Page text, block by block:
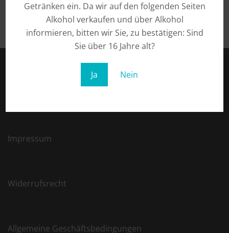
Getränken ein. Da wir auf den folgenden Seiten
Alkohol verkaufen und über Alkohol
informieren, bitten wir Sie, zu bestätigen: Sind
Sie über 16 Jahre alt?
Ja Nein
Impressum
Widerrufsrecht
Allgemeine Geschäftsbedingungen